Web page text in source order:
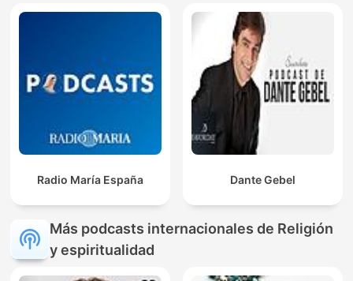
Radio María España Dante Gebel
Más podcasts internacionales de Religión
y espiritualidad